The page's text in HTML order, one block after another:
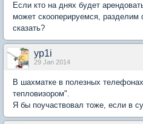
Если кто на днях будет
может скооперируемся, разделим
сказать?
yp1i
29 Jan 2014
В шахматке в полезных
тепловизором".
Я бы поучаствовал тоже, если в